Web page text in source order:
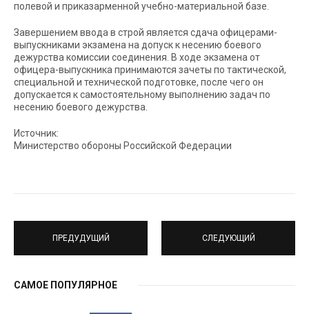
полевой и приказарменной учебно-материальной базе.
Завершением ввода в строй является сдача офицерами-
выпускниками экзамена на допуск к несению боевого
дежурства комиссии соединения. В ходе экзамена от
офицера-выпускника принимаются зачеты по тактической,
специальной и технической подготовке, после чего он
допускается к самостоятельному выполнению задач по
несению боевого дежурства.
Источник:
Министерство обороны Российской Федерации
ПРЕДУДУЩИЙ СЛЕДУЮЩИЙ
САМОЕ ПОПУЛЯРНОЕ